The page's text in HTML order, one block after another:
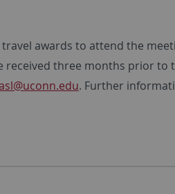
awards to attend the
received three months prior to
@uconn.edu. Further